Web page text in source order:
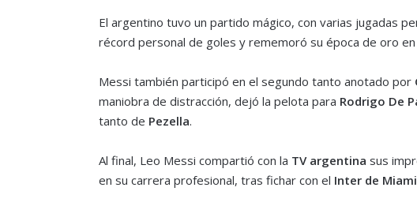
El argentino tuvo un partido mágico, con varias jugadas
récord personal de goles y rememoró su época de oro en
Messi también participó en el segundo tanto anotado por
maniobra de distracción, dejó la pelota para Rodrigo De
tanto de Pezella.
Al final, Leo Messi compartió con la TV argentina sus
en su carrera profesional, tras fichar con el Inter de Miami